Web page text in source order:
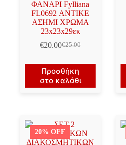
ΦΑΝΑΡΙ Fylliana
FL0692 ΑΝΤΙΚΕ
ΑΣΗΜΙ ΧΡΩΜΑ
23x23x29εκ
€25.00
Original
was:
€25.00.
€20.00Η
τιμή
είναι:
€20.00.
Προσθήκη
στο καλάθι
20% OFF